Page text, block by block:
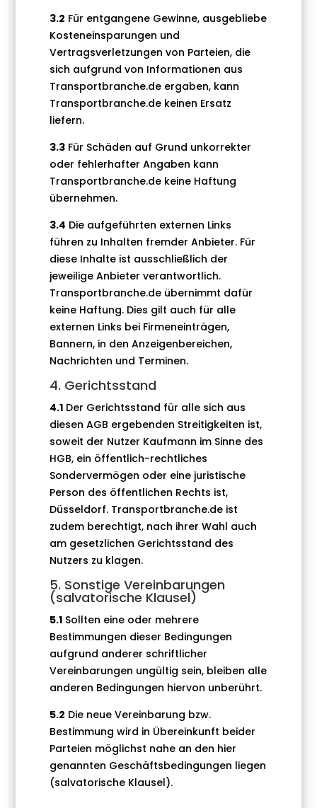
3.2 Für entgangene Gewinne, ausgebliebe
Kosteneinsparungen und
Vertragsverletzungen von Parteien, die
sich aufgrund von Informationen aus
Transportbranche.de ergaben, kann
Transportbranche.de keinen Ersatz
liefern.
3.3 Für Schäden auf Grund unkorrekter
oder fehlerhafter Angaben kann
Transportbranche.de keine Haftung
übernehmen.
3.4 Die aufgeführten externen Links
führen zu Inhalten fremder Anbieter. Für
diese Inhalte ist ausschließlich der
jeweilige Anbieter verantwortlich.
Transportbranche.de übernimmt dafür
keine Haftung. Dies gilt auch für alle
externen Links bei Firmeneinträgen,
Bannern, in den Anzeigenbereichen,
Nachrichten und Terminen.
4. Gerichtsstand
4.1 Der Gerichtsstand für alle sich aus
diesen AGB ergebenden Strei­tigkeiten ist,
soweit der Nutzer Kaufmann im Sinne des
HGB, ein öffentlich-rechtliches
Sondervermögen oder eine juristische
Person des öffentlichen Rechts ist,
Düsseldorf. Transportbranche.de ist
zudem berechtigt, nach ihrer Wahl auch
am gesetzli­chen Gerichtsstand des
Nutzers zu klagen.
5. Sonstige Vereinbarungen
(salvatorische Klausel)
5.1 Sollten eine oder mehrere
Bestimmungen dieser Bedingungen
aufgrund anderer schriftlicher
Vereinbarungen ungültig sein, bleiben alle
anderen Bedingungen hiervon unberührt.
5.2 Die neue Vereinbarung bzw.
Bestimmung wird in Übereinkunft beider
Parteien möglichst nahe an den hier
genannten Geschäftsbedingungen liegen
(salvatorische Klausel).